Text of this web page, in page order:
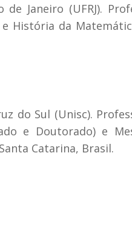
Janeiro (UFRJ).
História da
do Sul (Unisc).
e Doutorado) e
Catarina, Brasil.